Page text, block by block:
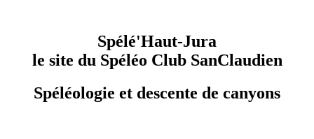
Spélé'Haut-Jura
le site du Spéléo Club SanClaudien
Spéléologie et descente de canyons